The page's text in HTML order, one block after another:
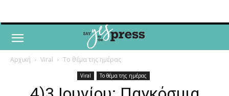
Αρχική Viral Το θέμα της ημέρας
Viral Το θέμα της ημέρας